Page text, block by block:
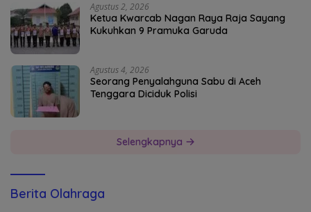
Agustus 2, 2026
Ketua Kwarcab Nagan Raya Raja Sayang
Kukuhkan 9 Pramuka Garuda
Agustus 4, 2026
Seorang Penyalahguna Sabu di Aceh
Tenggara Diciduk Polisi
Selengkapnya
Berita Olahraga